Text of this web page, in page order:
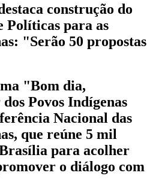
construção do
Políticas para as
"Serão 50 propostas
"Bom dia,
Povos Indígenas
Nacional das
que reúne 5 mil
para acolher
o diálogo com